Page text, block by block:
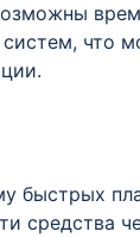
что
быстрых
средства